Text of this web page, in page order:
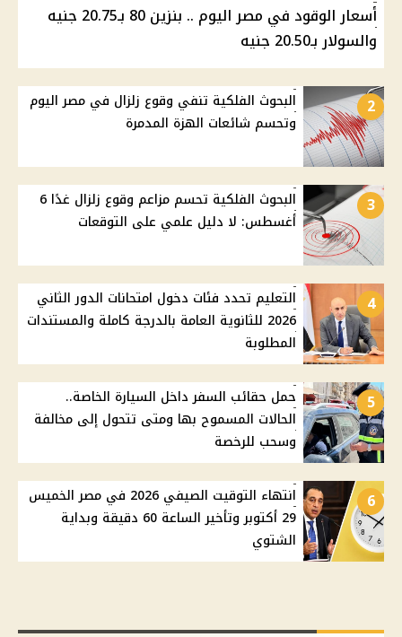
أسعار الوقود في مصر اليوم .. بنزين 80 بـ20.75 جنيه
والسولار بـ20.50 جنيه
2
البحوث الفلكية تنفي وقوع زلزال في مصر اليوم
وتحسم شائعات الهزة المدمرة
3
البحوث الفلكية تحسم مزاعم وقوع زلزال غدًا 6
أغسطس: لا دليل علمي على التوقعات
4
التعليم تحدد فئات دخول امتحانات الدور الثاني
2026 للثانوية العامة بالدرجة كاملة والمستندات
المطلوبة
5
حمل حقائب السفر داخل السيارة الخاصة..
الحالات المسموح بها ومتى تتحول إلى مخالفة
وسحب للرخصة
6
انتهاء التوقيت الصيفي 2026 في مصر الخميس
29 أكتوبر وتأخير الساعة 60 دقيقة وبداية
الشتوي